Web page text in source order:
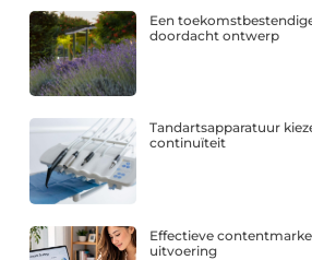
Een
doordacht ontwerp
Tandartsapparatuur
continuïteit
Effectieve
uitvoering